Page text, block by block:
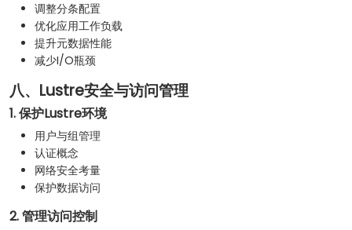
调整分条配置
优化应用工作负载
提升元数据性能
减少I/O瓶颈
八、Lustre安全与访问管理
1. 保护Lustre环境
用户与组管理
认证概念
网络安全考量
保护数据访问
2. 管理访问控制